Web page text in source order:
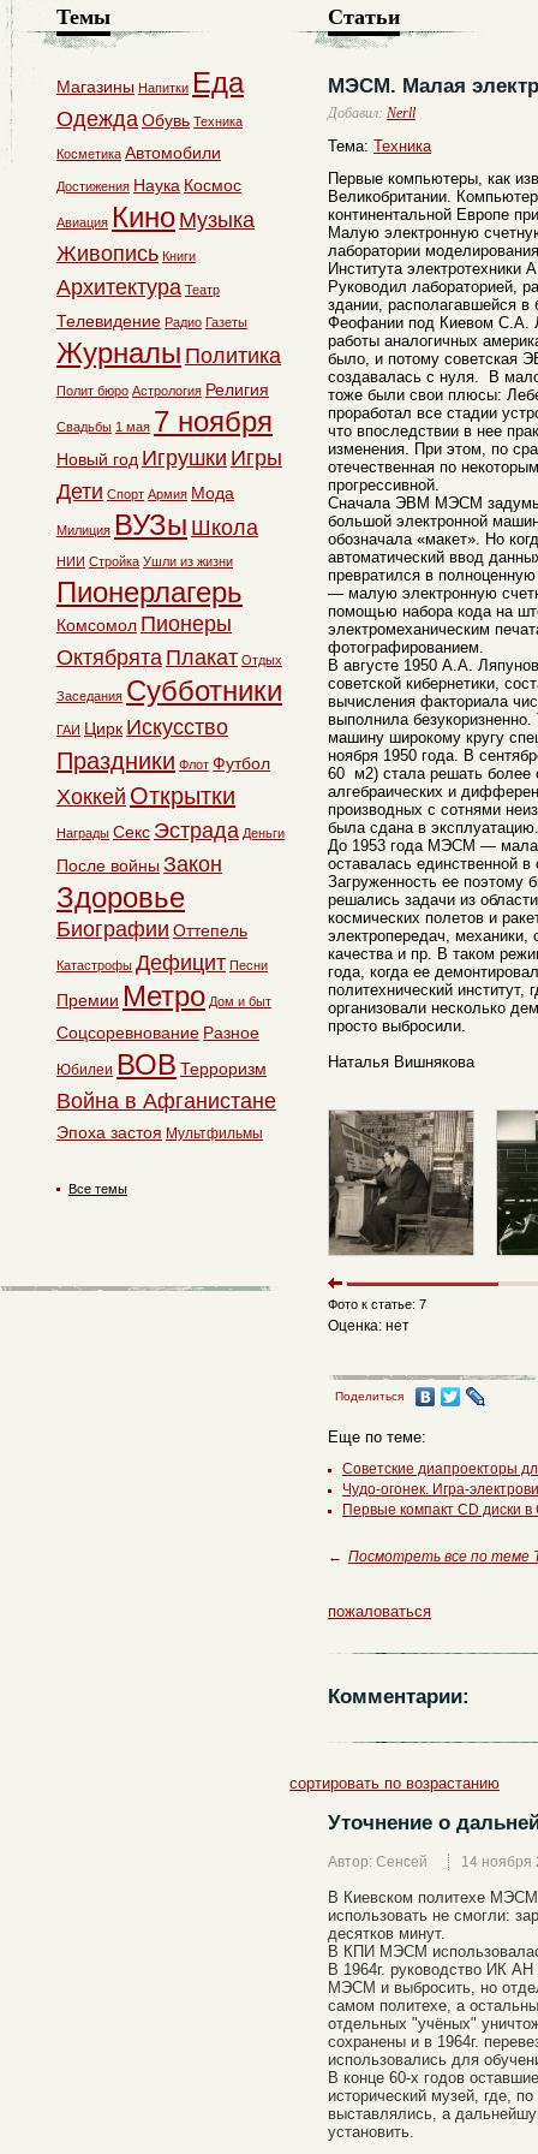
Статьи
МЭСМ. Малая
Добавил: Nerll
Тема: Техника
Первые компьютеры, как
Великобритании.
континентальной Европе
Малую электронную
лаборатории
Института
Руководил лабораторией,
здании, располагавшейся
Феофании под Киевом С.А.
работы аналогичных
было, и потому советская
создавалась с нуля. В
тоже были свои плюсы:
проработал все стадии
что впоследствии в нее
изменения. При этом, по
отечественная по
прогрессивной.
Сначала ЭВМ МЭСМ
большой электронной
обозначала «макет». Но
автоматический ввод
превратился в
— малую электронную
помощью набора кода на
электромеханическим
фотографированием.
В августе 1950 А.А.
советской кибернетики,
вычисления факториала
выполнила
машину широкому кругу
ноября 1950 года. В
60 м2) стала решать
алгебраических и
производных с сотнями
была сдана в эксплуатацию.
До 1953 года МЭСМ —
оставалась единственной
Загруженность ее поэтому
решались задачи из
космических полетов и
электропередач, механики,
качества и пр. В таком
года, когда ее
политехнический институт,
организовали несколько
просто выбросили.
Наталья Вишнякова
Фото к статье: 7
Оценка: нет
Поделиться
Еще по теме:
Советские диапроекторы
Чудо-огонек. Игра-
Первые компакт CD диски
← Посмотреть все по теме
пожаловаться
Комментарии:
сортировать по возрастанию
Уточнение о
Автор: Сенсей 14 ноября
В Киевском политехе МЭСМ
использовать не смогли:
десятков минут.
В КПИ МЭСМ
В 1964г. руководство ИК
МЭСМ и выбросить, но
самом политехе, а
отдельных "учёных"
сохранены и в 1964г.
использовались для
В конце 60-х годов
исторический музей, где,
выставлялись, а
установить.
Темы
Магазины Напитки Еда
ОдеждаОбувь Техника
Косметика Автомобили
Достижения Наука Космос
Авиация Кино Музыка
Живопись Книги
Архитектура Театр
Телевидение Радио Газеты
Журналы Политика
Полит бюро Астрология Религия
Свадьбы 1 мая 7 ноября
Новый год Игрушки Игры
Дети Спорт Армия Мода
Милиция ВУЗы Школа
НИИ Стройка Ушли из жизни
Пионерлагерь
Комсомол Пионеры
Октябрята Плакат Отдых
Заседания Субботники
ГАИ Цирк Искусство
Праздники Флот Футбол
Хоккей Открытки
Награды Секс Эстрада Деньги
После войны Закон
Здоровье
Биографии Оттепель
Катастрофы Дефицит Песни
Премии Метро Дом и быт
Соцсоревнование Разное
Юбилеи ВОВ Терроризм
Война в Афганистане
Эпоха застоя Мультфильмы
Все темы